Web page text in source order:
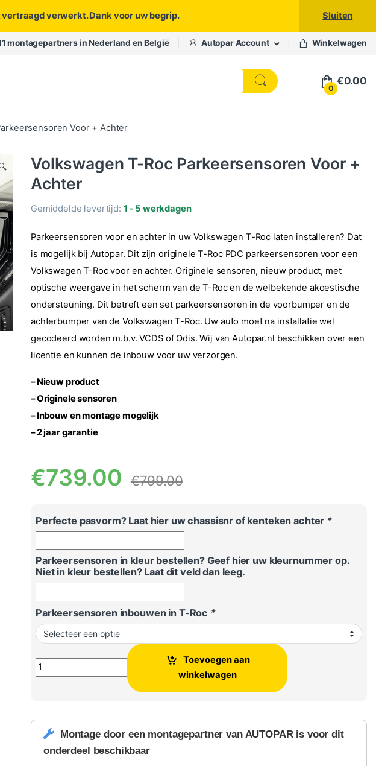
verwerkt. Dank voor uw begrip. Sluiten
montagepartners in Nederland en België Autopar Account Winkelwagen
0
€0.00
Voor + Achter
Volkswagen T-Roc Parkeersensoren Voor +
Achter
Gemiddelde levertijd: 1 - 5 werkdagen
Parkeersensoren voor en achter in uw Volkswagen T-Roc laten installeren? Dat
is mogelijk bij Autopar. Dit zijn originele T-Roc PDC parkeersensoren voor een
Volkswagen T-Roc voor en achter. Originele sensoren, nieuw product, met
optische weergave in het scherm van de T-Roc en de welbekende akoestische
ondersteuning. Dit betreft een set parkeersensoren in de voorbumper en de
achterbumper van de Volkswagen T-Roc. Uw auto moet na installatie wel
gecodeerd worden m.b.v. VCDS of Odis. Wij van Autopar.nl beschikken over een
licentie en kunnen de inbouw voor uw verzorgen.
– Nieuw product
– Originele sensoren
– Inbouw en montage mogelijk
– 2 jaar garantie
€739.00 €799.00
Perfecte pasvorm? Laat hier uw chassisnr of kenteken achter *
Parkeersensoren in kleur bestellen? Geef hier uw kleurnummer op.
Niet in kleur bestellen? Laat dit veld dan leeg.
Parkeersensoren inbouwen in T-Roc *
Volkswagen T-Roc Parkeersensoren Voor + Achter aantal
Toevoegen aan
winkelwagen
Montage door een montagepartner van AUTOPAR is voor dit
onderdeel beschikbaar